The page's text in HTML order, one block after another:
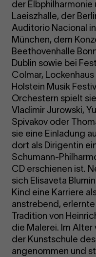
der
Laeiszhalle, der
Auditorio Nacional
München, dem
Beethovenhalle
Dublin sowie bei
Colmar,
Holstein Musik
Orchestern spielt
Vladimir Jurowski,
Spivakov oder
sie eine Einladung
dort als Dirigentin
Schumann-
CD erschienen ist.
sich Elisaveta
Kind eine Karriere
anstrebend,
Tradition von
die Malerei. Im Alter
der Kunstschule
angenommen und